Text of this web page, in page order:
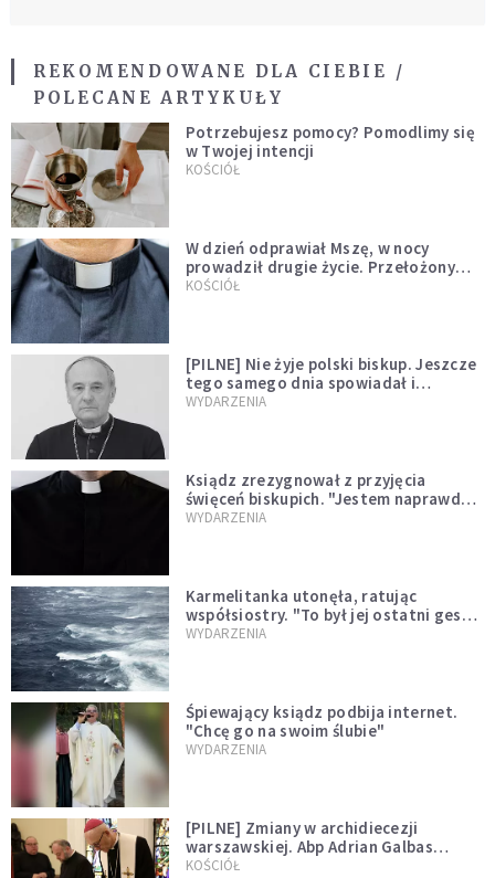
REKOMENDOWANE DLA CIEBIE /
POLECANE ARTYKUŁY
Potrzebujesz pomocy? Pomodlimy się
w Twojej intencji
KOŚCIÓŁ
W dzień odprawiał Mszę, w nocy
prowadził drugie życie. Przełożony
kazał mu opuścić zakon
KOŚCIÓŁ
[PILNE] Nie żyje polski biskup. Jeszcze
tego samego dnia spowiadał i
sprawował Mszę świętą
WYDARZENIA
Ksiądz zrezygnował z przyjęcia
święceń biskupich. "Jestem naprawdę
niegodny"
WYDARZENIA
Karmelitanka utonęła, ratując
współsiostry. "To był jej ostatni gest
miłości"
WYDARZENIA
Śpiewający ksiądz podbija internet.
"Chcę go na swoim ślubie"
WYDARZENIA
[PILNE] Zmiany w archidiecezji
warszawskiej. Abp Adrian Galbas
wręczył dekrety nowym proboszczom
KOŚCIÓŁ